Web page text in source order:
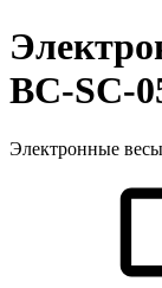
BC-SC-
Электронные